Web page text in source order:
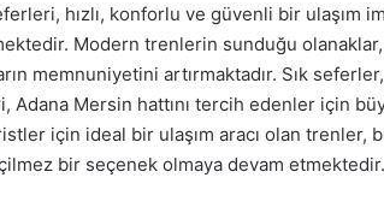
hızlı, konforlu ve güvenli bir ulaşım
Modern trenlerin sunduğu
memnuniyetini artırmaktadır. Sık
Adana Mersin hattını tercih edenler için
için ideal bir ulaşım aracı olan trenler,
bir seçenek olmaya devam etmektedir.